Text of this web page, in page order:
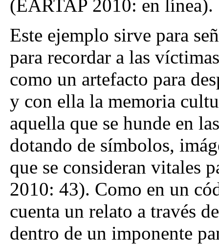
(EARTAP 2010: en línea).
Este ejemplo sirve para
para recordar a las
como un artefacto para
y con ella la memoria
aquella que se hunde en
dotando de símbolos,
que se consideran vitales
2010: 43). Como en un
cuenta un relato a través
dentro de un imponente